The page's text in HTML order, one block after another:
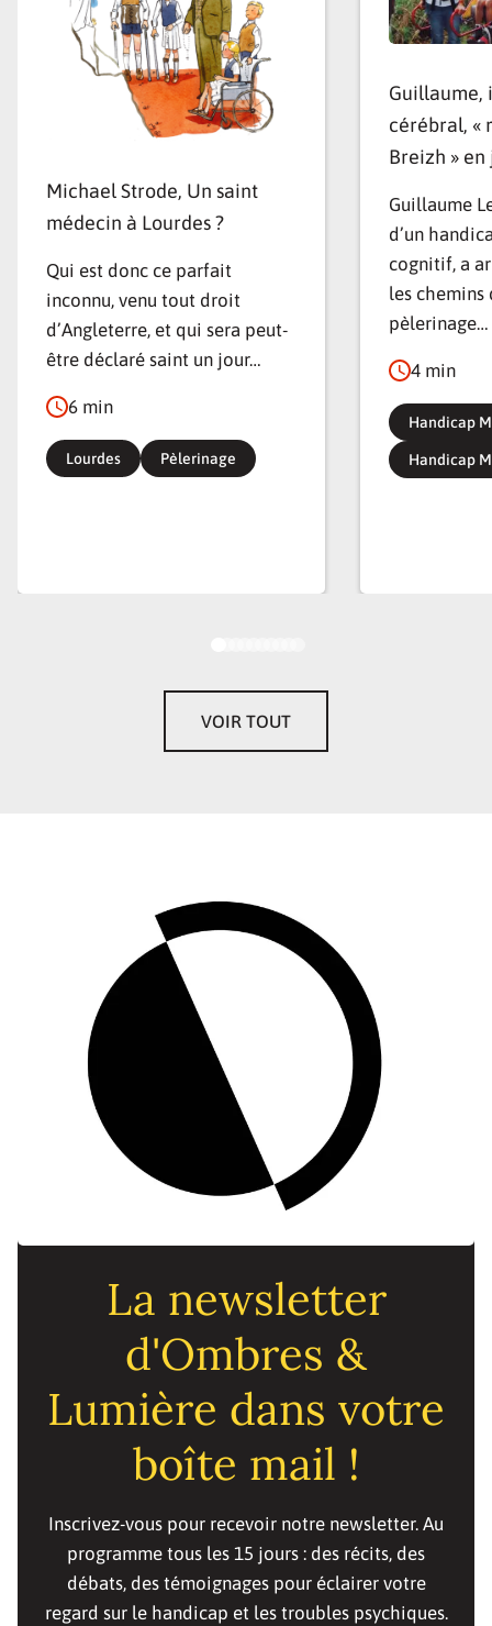
Michael Strode, Un saint
médecin à Lourdes ?
Qui est donc ce parfait
inconnu, venu tout droit
d’Angleterre, et qui sera peut-
être déclaré saint un jour…
6 min
Lourdes Pèlerinage
Guillaume,
cérébral, «
Breizh »
Guillaume
d’un
cognitif, a
les chemins
pèlerinage…
4 min
Handicap
Handicap
VOIR TOUT
La newsletter
d'Ombres &
Lumière dans votre
boîte mail !
Inscrivez-vous pour recevoir notre newsletter. Au
programme tous les 15 jours : des récits, des
débats, des témoignages pour éclairer votre
regard sur le handicap et les troubles psychiques.